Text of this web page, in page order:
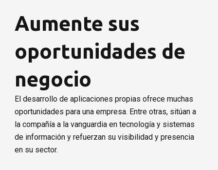
Aumente sus
oportunidades de
negocio
El desarrollo de aplicaciones propias ofrece muchas
oportunidades para una empresa. Entre otras, sitúan a
la compañía a la vanguardia en tecnología y sistemas
de información y refuerzan su visibilidad y presencia
en su sector.